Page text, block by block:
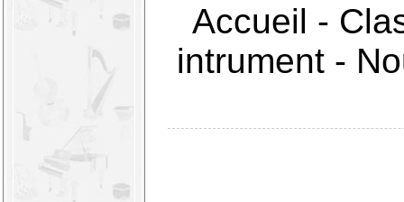
Accueil -
intrument-